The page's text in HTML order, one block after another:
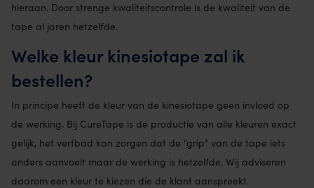
hieraan. Door strenge kwaliteitscontrole is de kwaliteit van de
tape al jaren hetzelfde.
Welke kleur kinesiotape zal ik
bestellen?
In principe heeft de kleur van de kinesiotape geen invloed op
de werking. Bij CureTape is de productie van alle kleuren exact
gelijk, het verfbad kan zorgen dat de “grip” van de tape iets
anders aanvoelt maar de werking is hetzelfde. Wij adviseren
daarom een kleur te kiezen die de klant aanspreekt.